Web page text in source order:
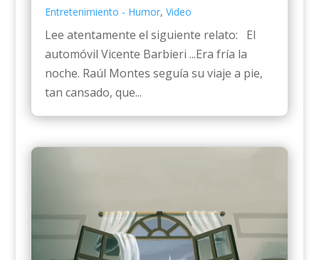
Entretenimiento - Humor, Video
Lee atentamente el siguiente relato: El
automóvil Vicente Barbieri ...Era fría la
noche. Raúl Montes seguía su viaje a pie,
tan cansado, que...